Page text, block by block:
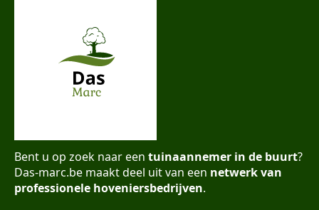
Bent u op zoek naar een tuinaannemer in de buurt?
Das-marc.be maakt deel uit van een netwerk van
professionele hoveniersbedrijven.